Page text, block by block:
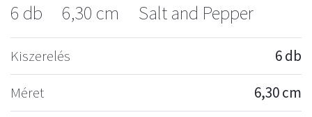
6 db 6,30 cm Salt and Pepper
Kiszerelés
6 db
Méret
6,30 cm